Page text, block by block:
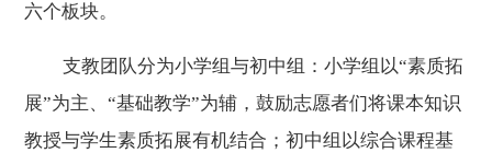
六个板块。
支教团队分为小学组与初中组：小学组以“素质拓
展”为主、“基础教学”为辅，鼓励志愿者们将课本知识
教授与学生素质拓展有机结合；初中组以综合课程基